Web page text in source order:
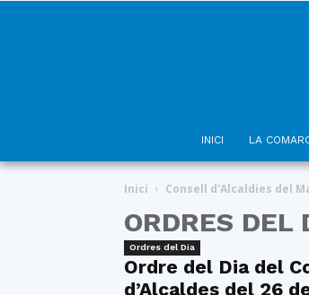
INICI LA
Inici Consell d'Alcaldies del
ORDRES DEL
Ordres del Dia
Ordre del Dia del
d’Alcaldes del 26